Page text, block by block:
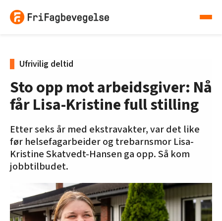
Ufrivilig deltid
Sto opp mot arbeidsgiver: Nå
får Lisa-Kristine full stilling
Etter seks år med ekstravakter, var det like
før helsefagarbeider og trebarnsmor Lisa-
Kristine Skatvedt-Hansen ga opp. Så kom
jobbtilbudet.